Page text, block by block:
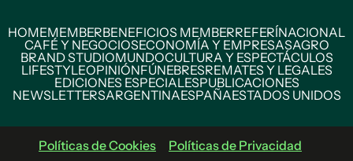
HOMEMEMBERBENEFICIOS MEMBERREFERÍNACIONAL
CAFÉ Y NEGOCIOSECONOMÍA Y EMPRESASAGRO
BRAND STUDIOMUNDOCULTURA Y ESPECTÁCULOS
LIFESTYLEOPINIÓNFÚNEBRESREMATES Y LEGALES
EDICIONES ESPECIALESPUBLICACIONES
NEWSLETTERSARGENTINAESPAÑAESTADOS UNIDOS
Políticas de Cookies Políticas de Privacidad